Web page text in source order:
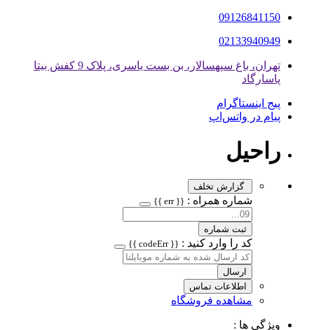
09126841150
02133940949
تهران، باغ سپهسالار، بن بست یاسری، پلاک 9 کفش بیتا
پاسارگاد
پیج اینستاگرام
پیام در واتس‌اپ
راحیل
گزارش تخلف
شماره همراه : {{ err }}
ثبت شماره
کد را وارد کنید : {{ codeErr }}
ارسال
اطلاعات تماس
مشاهده فروشگاه
ویژگی ها :